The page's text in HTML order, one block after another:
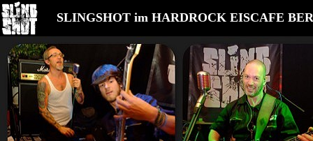
SLINGSHOT im HARDROCK EISCAFE